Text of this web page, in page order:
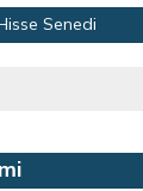
Senedi